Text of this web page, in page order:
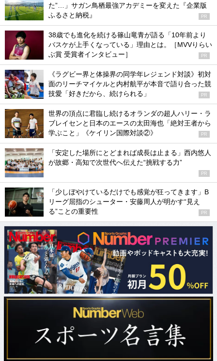
た”…」サガン鳥栖最強アカデミーを変えた『企業版
ふるさと納税』
PR
38歳でも進化を続ける篠山竜青が語る「10年前より
バスケが上手くなっている」理由とは。［MVVりらい
ぶ賞 受賞者インタビュー］
PR
《ラグビー界と体操界の同学年レジェンド対談》初対
面のリーチマイケルと内村航平が本音で語り合った競
技愛「好きだから、続けられる」
PR
世界の頂点に君臨し続けるオランダの超人ハリー・ラ
ブレイセンと日本のエースの太田海也「絶対王者から
学ぶこと」《ケイリン国際対談②》
PR
「安定した場所にとどまれば成長は止まる」西内悠人
が故郷・高知で次世代へ伝えた“挑戦する力”
PR
「少しぼやけているだけでも感覚が狂ってきます」B
リーグ屈指のシューター・安藤周人が明かす“見え
る”ことの重要性
PR